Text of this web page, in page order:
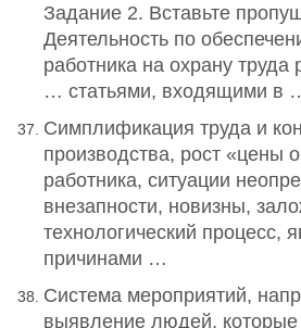
Задание 2. Вставьте
Деятельность по
работника на охрану труда
… статьями, входящими в
Симплификация труда и
производства, рост «цены
работника, ситуации
внезапности, новизны,
технологический процесс,
причинами …
Система мероприятий,
выявление людей, которые